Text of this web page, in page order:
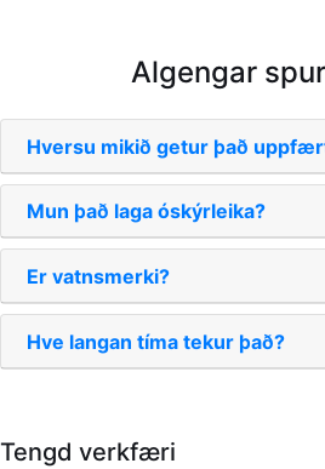
Algengar
Hversu mikið getur það
Mun það laga óskýrleika?
Er vatnsmerki?
Hve langan tíma tekur það?
Tengd verkfæri